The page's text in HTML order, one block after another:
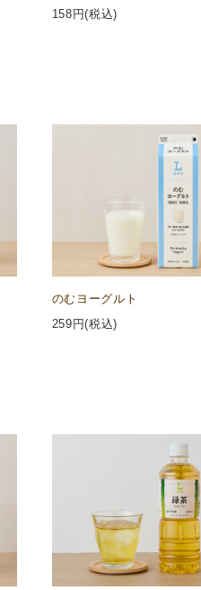
158 円(税込)
のむヨーグルト
259 円(税込)